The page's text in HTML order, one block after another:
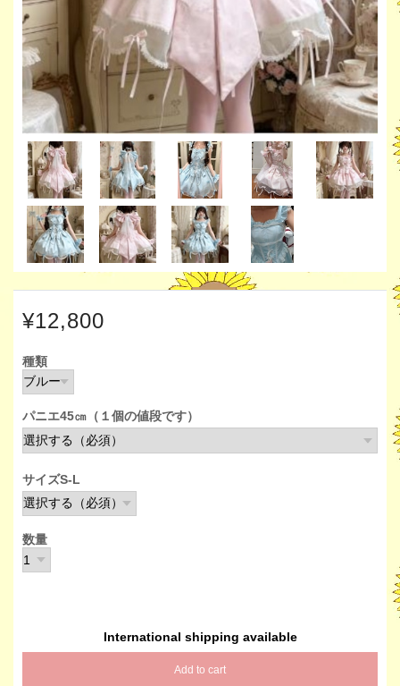
¥12,800
種類
パニエ45㎝（１個の値段です）
サイズS-L
数量
International shipping available
Add to cart